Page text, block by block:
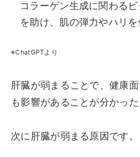
コラーゲン生成に関わる
を助け、肌の弾力やハリを
※ChatGPTより
肝臓が弱まることで、健康
も影響があることが分かった
次に肝臓が弱まる原因です。